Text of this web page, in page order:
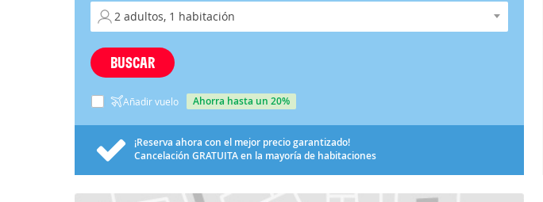
BUSCAR
Añadir vuelo ahorra hasta un 20%
¡Reserva ahora con el mejor precio garantizado!
Cancelación GRATUITAen la mayoría de habitaciones